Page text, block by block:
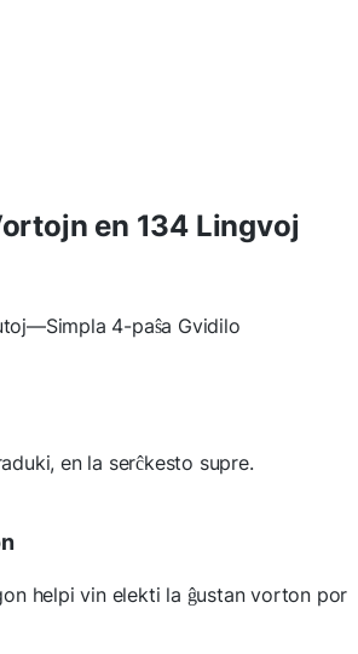
en 134 Lingvoj
4-paŝa Gvidilo
en la serĉkesto supre.
helpi vin elekti la ĝustan vorton por